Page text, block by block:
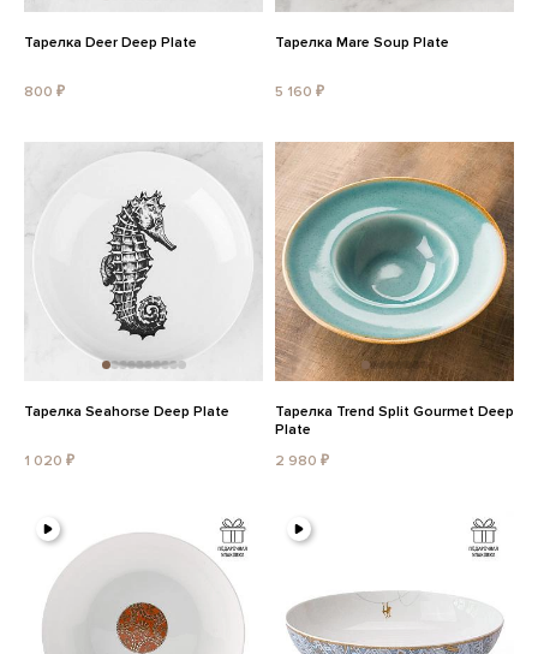
Тарелка Deer Deep Plate
800 ₽
Тарелка Mare Soup Plate
5 160 ₽
Тарелка Seahorse Deep Plate
1 020 ₽
Тарелка Trend Split Gourmet Deep
Plate
2 980 ₽